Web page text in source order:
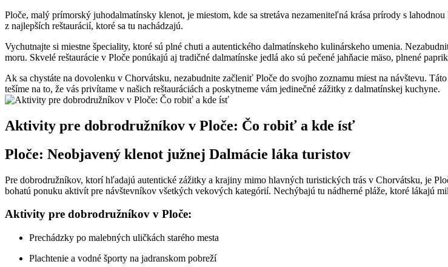
Ploče, malý prímorský⁢ juhodalmatínsky klenot, ⁤je miestom, ‌kde sa‌ stretáva​ nezameniteľná krása prírody s
⁣z najlepších reštaurácií, ktoré‌ sa⁤ tu nachádzajú.
Vychutnajte si ⁢miestne ‌špeciality, ktoré sú ⁢plné chuti a autentického dalmatínskeho kulinárskeho umenia.
moru. Skvelé reštaurácie‍ v Ploče ponúkajú aj ​tradičné dalmatínske jedlá ako sú pečené jahňacie mäso, ‍plnené
Ak‌ sa chystáte na dovolenku ‍v Chorvátsku, ⁢nezabudnite začleniť Ploče do svojho zoznamu miest⁣ na návštevu.‌
tešíme na to, že vás privítame⁣ v našich reštauráciách ⁢a poskytneme‌ vám⁢ jedinečné zážitky ‍z dalmatínskej⁤ kuchyne.
Aktivity pre dobrodružníkov v Ploče: Čo robiť⁤ a kde ⁣ísť
Ploče: Neobjavený klenot južnej Dalmácie ⁣láka turistov
Pre dobrodružníkov, ktorí hľadajú autentické zážitky a krajiny mimo hlavných ⁢turistických trás v ‍Chorvátsku, je
bohatú⁢ ponuku aktivít pre návštevníkov‍ všetkých ⁣vekových kategórií. Nechýbajú tu nádherné pláže, ktoré ⁤lákajú
Aktivity​ pre dobrodružníkov v Ploče:
Prechádzky ⁣po malebných uličkách starého mesta
Plachtenie a​ vodné športy‌ na ⁣jadranskom⁢ pobreží